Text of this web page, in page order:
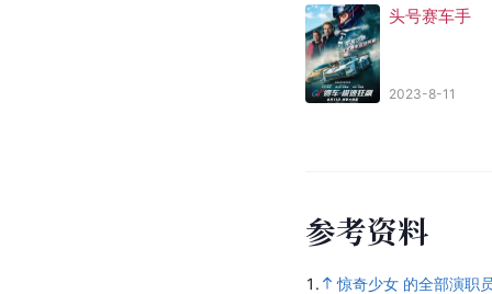
头号赛车手
2023-8-11
参考资料
1.
惊奇少女 的全部演职